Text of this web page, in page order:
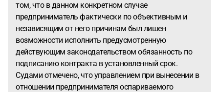
том, что в данном конкретном случае
предприниматель фактически по объективным и
независящим от него причинам был лишен
возможности исполнить предусмотренную
действующим законодательством обязанность по
подписанию контракта в установленный срок.
Судами отмечено, что управлением при вынесении в
отношении предпринимателя оспариваемого